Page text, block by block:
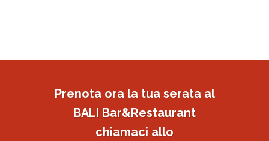
Prenota ora la tua serata al
BALI Bar&Restaurant
chiamaci allo